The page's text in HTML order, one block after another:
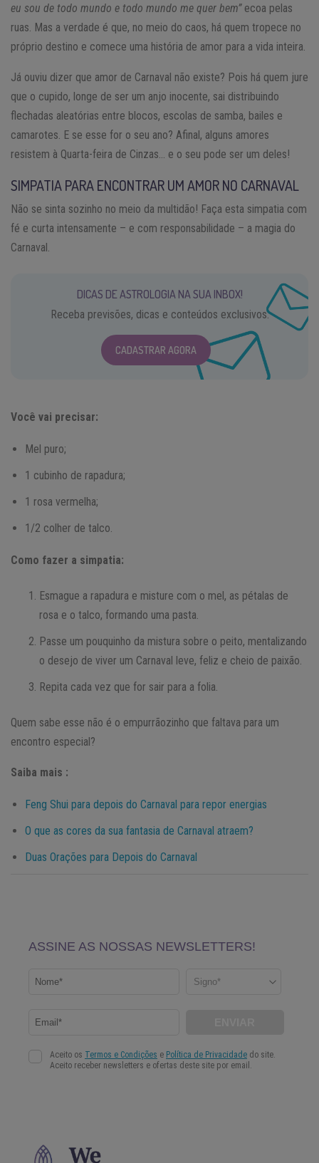
eu sou de todo mundo e todo mundo me quer bem”ecoa pelas
ruas. Mas a verdade é que, no meio do caos, há quem tropece no
próprio destino e comece uma história de amor para a vida inteira.
Já ouviu dizer que amor de Carnaval não existe? Pois há quem jure
que o cupido, longe de ser um anjo inocente, sai distribuindo
flechadas aleatórias entre blocos, escolas de samba, bailes e
camarotes. E se esse for o seu ano? Afinal, alguns amores
resistem à Quarta-feira de Cinzas… e o seu pode ser um deles!
SIMPATIA PARA ENCONTRAR UM AMOR NO CARNAVAL
Não se sinta sozinho no meio da multidão! Faça esta simpatia com
fé e curta intensamente – e com responsabilidade – a magia do
Carnaval.
DICAS DE ASTROLOGIA NA SUA INBOX!
Receba previsões, dicas e conteúdos exclusivos.
CADASTRAR AGORA
Você vai precisar:
Mel puro;
1 cubinho de rapadura;
1 rosa vermelha;
1/2 colher de talco.
Como fazer a simpatia:
Esmague a rapadura e misture com o mel, as pétalas de
rosa e o talco, formando uma pasta.
Passe um pouquinho da mistura sobre o peito, mentalizando
o desejo de viver um Carnaval leve, feliz e cheio de paixão.
Repita cada vez que for sair para a folia.
Quem sabe esse não é o empurrãozinho que faltava para um
encontro especial?
Saiba mais :
Feng Shui para depois do Carnaval para repor energias
O que as cores da sua fantasia de Carnaval atraem?
Duas Orações para Depois do Carnaval